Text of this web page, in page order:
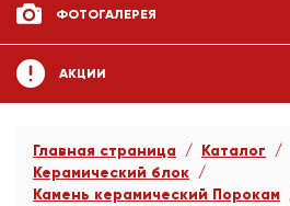
ФОТОГАЛЕРЕЯ
АКЦИИ
Главная страница
Каталог
Керамический блок
Камень керамический Порокам